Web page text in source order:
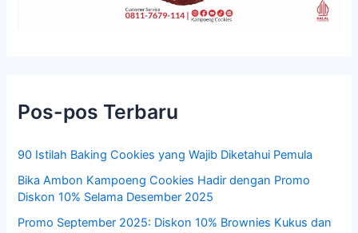
Pos-pos Terbaru
90 Istilah Baking Cookies yang Wajib Diketahui Pemula
Bika Ambon Kampoeng Cookies Hadir dengan Promo
Diskon 10% Selama Desember 2025
Promo September 2025: Diskon 10% Brownies Kukus dan